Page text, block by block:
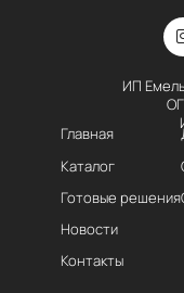
ИП
Главная
Каталог
Готовые решения
Новости
Контакты